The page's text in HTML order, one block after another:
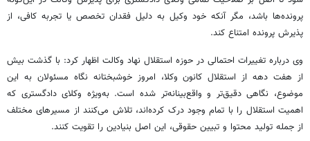
پرونده‌ها باشد، مگر آنکه خود وکیل به دلیل فقدان تخصص یا تجربه کافی، از
پذیرش پرونده امتناع کند.
وی درباره تغییرات احتمالی در حوزه استقلال نهاد وکالت اظهار کرد: با گذشت بیش
از هفت دهه از استقلال کانون وکلا، امروز خوشبختانه نگاه مسئولان به این
موضوع، نگاهی دقیق‌تر و واقع‌بینانه‌تر شده است. به‌ویژه وکلای دادگستری که
اهمیت استقلال را با تمام وجود درک کرده‌اند، تلاش می‌کنند از مسیرهای مختلف
از جمله تولید محتوا و تبیین حقوقی، این اصل بنیادین را تقویت کنند.